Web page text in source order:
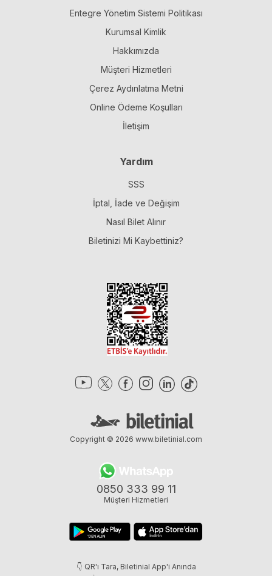
Entegre Yönetim Sistemi Politikası
Kurumsal Kimlik
Hakkımızda
Müşteri Hizmetleri
Çerez Aydınlatma Metni
Online Ödeme Koşulları
İletişim
Yardım
SSS
İptal, İade ve Değişim
Nasıl Bilet Alınır
Biletinizi Mi Kaybettiniz?
0850 333 99 11
Müşteri Hizmetleri
👇 QR'ı Tara, Biletinial App'i Anında
Copyright © 2026 www.biletinial.com